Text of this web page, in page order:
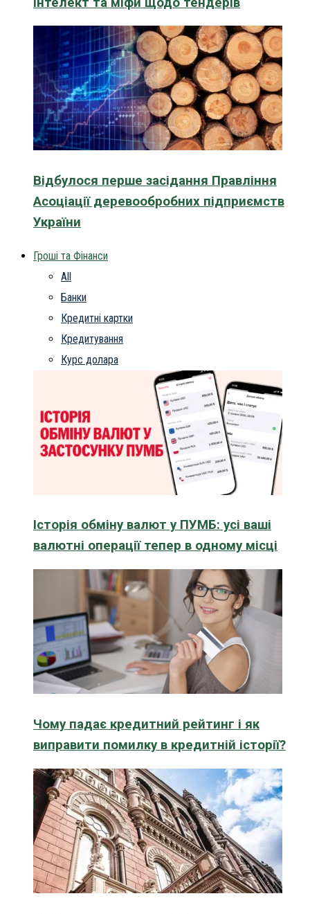
Відбулося перше засідання Правління
Асоціації деревообробних підприємств
України
Гроші та Фінанси
All
Банки
Кредитні картки
Кредитування
Курс долара
Історія обміну валют у ПУМБ: усі ваші
валютні операції тепер в одному місці
Чому падає кредитний рейтинг і як
виправити помилку в кредитній історії?